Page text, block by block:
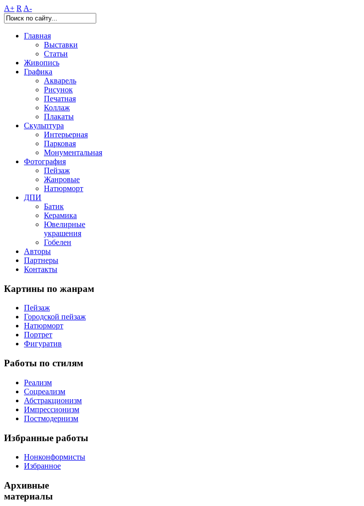
A+ R A-
Главная
Выставки
Статьи
Живопись
Графика
Акварель
Рисунок
Печатная
Коллаж
Плакаты
Скульптура
Интерьерная
Парковая
Монументальная
Фотография
Пейзаж
Жанровые
Натюрморт
ДПИ
Батик
Керамика
Ювелирные
украшения
Гобелен
Авторы
Партнеры
Контакты
Картины по жанрам
Пейзаж
Городской пейзаж
Натюрморт
Портрет
Фигуратив
Работы по стилям
Реализм
Соцреализм
Абстракционизм
Импрессионизм
Постмодернизм
Избранные работы
Нонконформисты
Избранное
Архивные
материалы